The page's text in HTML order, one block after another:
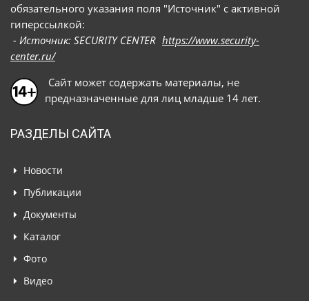
обязательного указания поля "Источник" с активной
гиперссылкой:
- Источник: SECURITY CENTER https://www.security-
center.ru/
Сайт может содержать материалы, не
предназначенные для лиц младше 14 лет.
РАЗДЕЛЫ САЙТА
Новости
Публикации
Документы
Каталог
Фото
Видео